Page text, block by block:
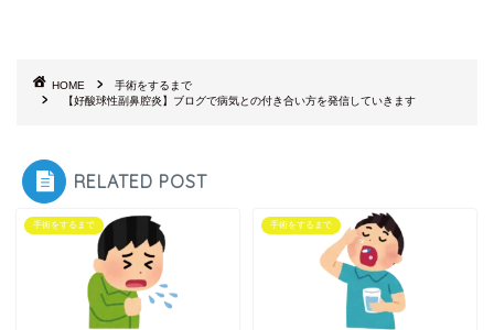
HOME
手術をするまで
【好酸球性副鼻腔炎】ブログで病気との付き合い方を発信していきます
RELATED POST
手術をするまで 手術をするまで